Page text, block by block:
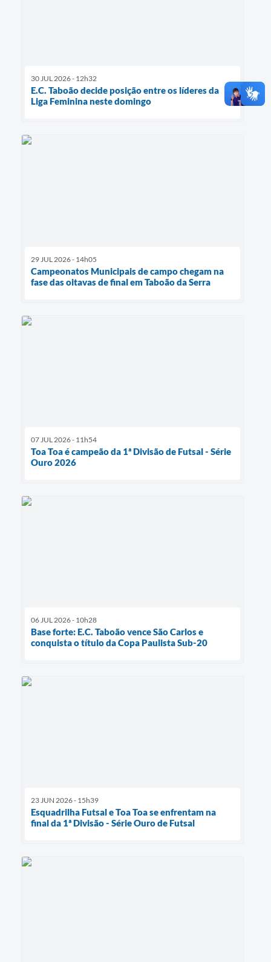
30 JUL 2026 - 12h32
E.C. Taboão decide posição entre os líderes da
Liga Feminina neste domingo
29 JUL 2026 - 14h05
Campeonatos Municipais de campo chegam na
fase das oitavas de final em Taboão da Serra
07 JUL 2026 - 11h54
Toa Toa é campeão da 1ª Divisão de Futsal - Série
Ouro 2026
06 JUL 2026 - 10h28
Base forte: E.C. Taboão vence São Carlos e
conquista o título da Copa Paulista Sub-20
23 JUN 2026 - 15h39
Esquadrilha Futsal e Toa Toa se enfrentam na
final da 1ª Divisão - Série Ouro de Futsal